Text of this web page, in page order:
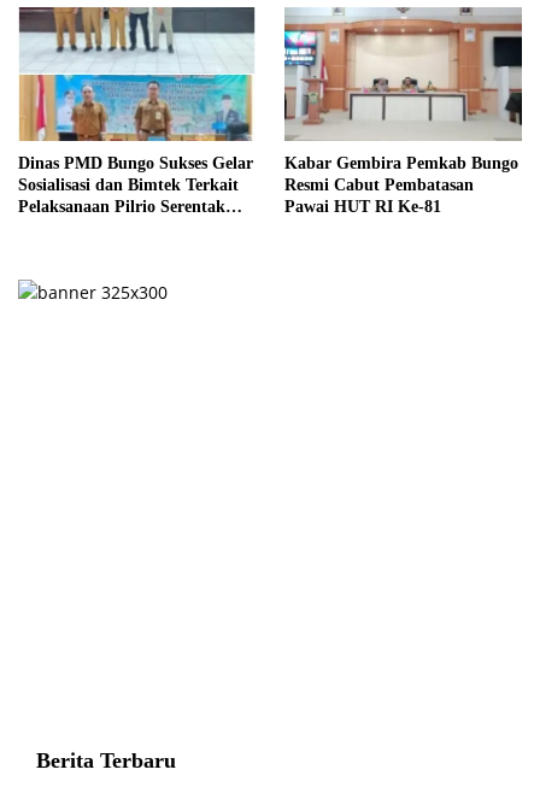
Dinas PMD Bungo Sukses Gelar
Sosialisasi dan Bimtek Terkait
Pelaksanaan Pilrio Serentak
Kabar Gembira Pemkab Bungo
Resmi Cabut Pembatasan
Pawai HUT RI Ke-81
Berita Terbaru